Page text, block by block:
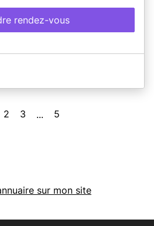
rendez-vous
2 3 ... 5
sur mon site